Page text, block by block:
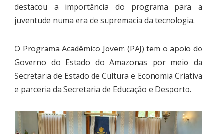
destacou a importância do programa para a
juventude numa era de supremacia da tecnologia.
O Programa Acadêmico Jovem (PAJ) tem o apoio do
Governo do Estado do Amazonas por meio da
Secretaria de Estado de Cultura e Economia Criativa
e parceria da Secretaria de Educação e Desporto.